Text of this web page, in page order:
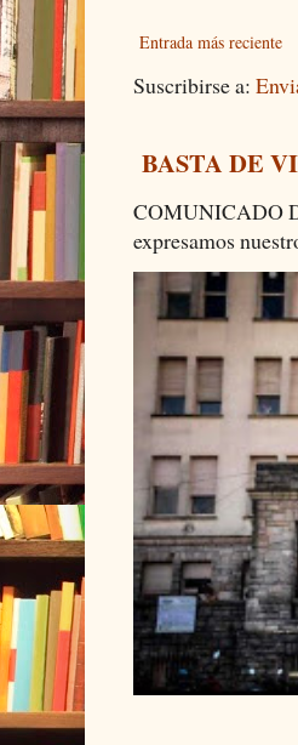
Entrada más reciente
Suscribirse a:
BASTA DE
COMUNICADO
expresamos